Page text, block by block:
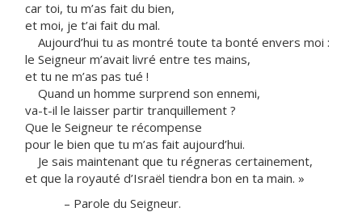
car toi, tu m’as fait du bien,
et moi, je t’ai fait du mal.
Aujourd’hui tu as montré toute ta bonté envers moi :
le Seigneur m’avait livré entre tes mains,
et tu ne m’as pas tué !
Quand un homme surprend son ennemi,
va-t-il le laisser partir tranquillement ?
Que le Seigneur te récompense
pour le bien que tu m’as fait aujourd’hui.
Je sais maintenant que tu régneras certainement,
et que la royauté d’Israël tiendra bon en ta main. »
– Parole du Seigneur.